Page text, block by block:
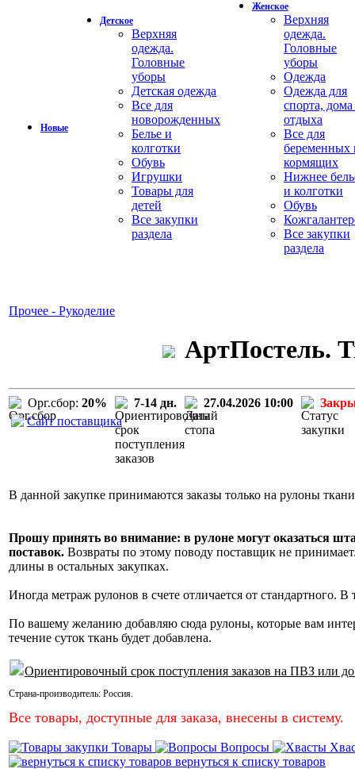
Новые
Детское
Верхняя
одежда.
Головные
уборы
Детская одежда
Все для
новорожденных
Белье и
колготки
Обувь
Игрушки
Товары для
детей
Все закупки
раздела
Женское
Верхняя
одежда.
Головные
уборы
Одежда
Одежда для
спорта,
отдыха
Все для
беременных
кормящих
Нижнее
и колготки
Обувь
Все закупки
раздела
Прочее - Рукоделие
АртПостель.
Орг.сбор: 20% 7-14 дн. 27.04.2026 10:00
Сайт поставщика
В данной закупке принимаются заказы только на рулоны
Прошу принять во внимание: в рулоне могут оказаться
поставок. Возвраты по этому поводу поставщик не
длины в остальных закупках.
Иногда метраж рулонов в счете отличается от стандартного.
По вашему желанию добавляю сюда рулоны, которые вам
течение суток ткань будет добавлена.
Ориентировочный срок поступления заказов на ПВЗ или
Страна-производитель: Россия.
Все товары, доступные для заказа, внесены в систему.
Товары Вопросы
вернуться к списку товаров